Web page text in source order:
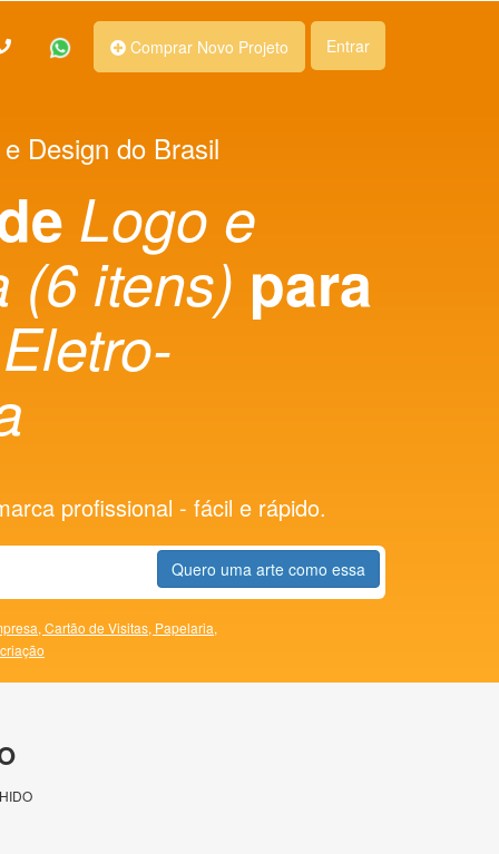
Comprar Novo Projeto Entrar
Design do Brasil
Logo e
(6 itens) para
profissional - fácil e rápido.
Quero uma arte como essa
Cartão de Visitas, Papelaria,